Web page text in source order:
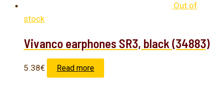
Out of
stock
Vivanco earphones SR3, black (34883)
5.38€ Read more